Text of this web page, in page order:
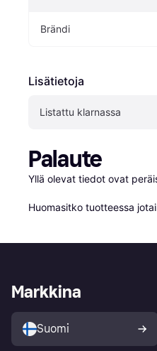
Brändi
Lisätietoja
Listattu klarnassa
Palaute
Yllä olevat tiedot ovat
Huomasitko tuotteessa
Markkina
Suomi